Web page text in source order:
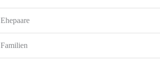
Ehepaare
Familien